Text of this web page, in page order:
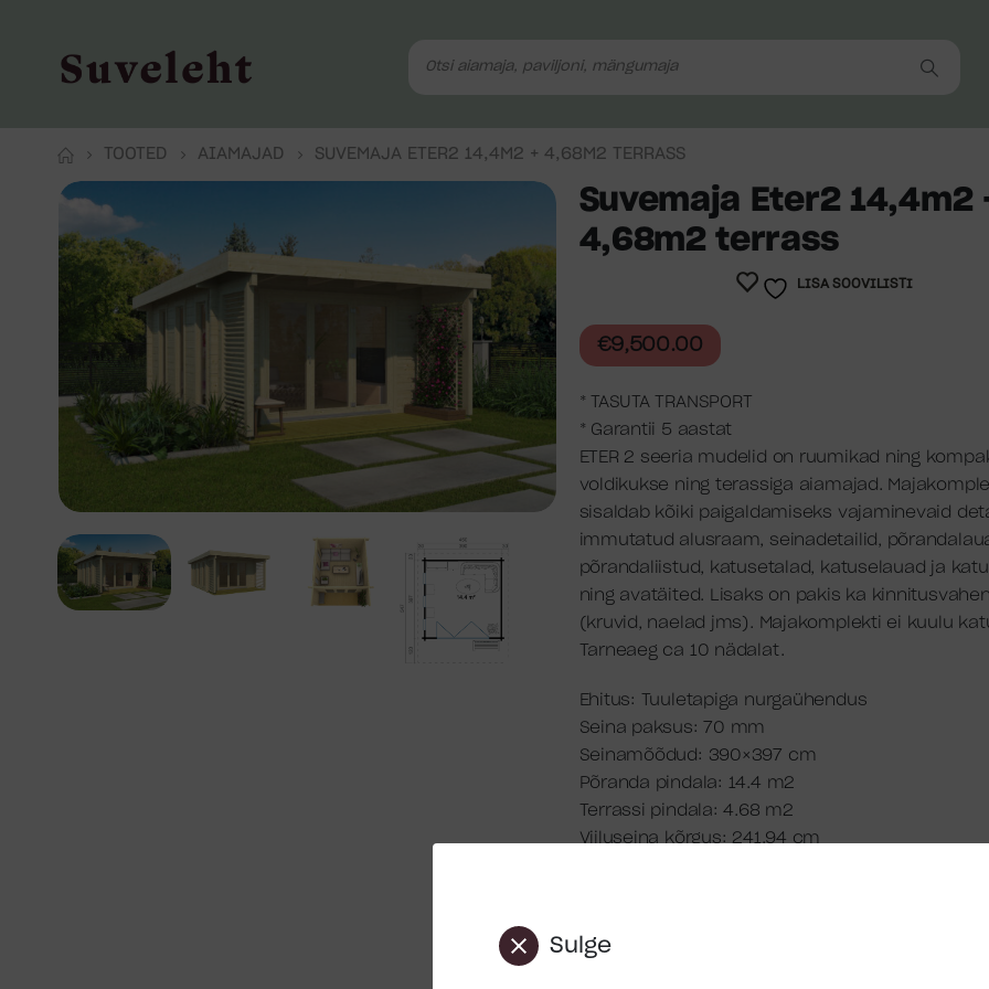
Sulge
TOOTED AIAMAJAD SUVEMAJA ETER2 14,4M2 + 4,68M2 TERRASS
Suvemaja Eter2 14,4m2
4,68m2 terrass
€9,500.00
* TASUTA TRANSPORT
* Garantii 5 aastat
ETER 2 seeria mudelid on ruumikad ning
voldikukse ning terassiga aiamajad.
sisaldab kõiki paigaldamiseks vajaminevaid
immutatud alusraam, seinadetailid,
põrandaliistud, katusetalad, katuselauad ja
ning avatäited. Lisaks on pakis ka
(kruvid, naelad jms). Majakomplekti ei kuulu
Tarneaeg ca 10 nädalat.
Ehitus: Tuuletapiga nurgaühendus
Seina paksus: 70 mm
Seinamõõdud: 390×397 cm
Põranda pindala: 14.4 m2
Terrassi pindala: 4.68 m2
Viiluseina kõrgus: 241.94 cm
Katusekalle: 3°
LISA SOOVILISTI